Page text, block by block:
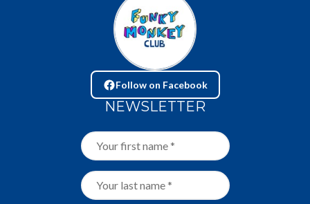
Follow on Facebook
NEWSLETTER